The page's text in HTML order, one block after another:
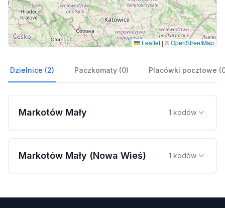
Leaflet | ©OpenStreetMap
Dzielnice (2) Paczkomaty (0) Placówki pocztowe
Markotów Mały 1 kodów
Markotów Mały (Nowa Wieś) 1 kodów